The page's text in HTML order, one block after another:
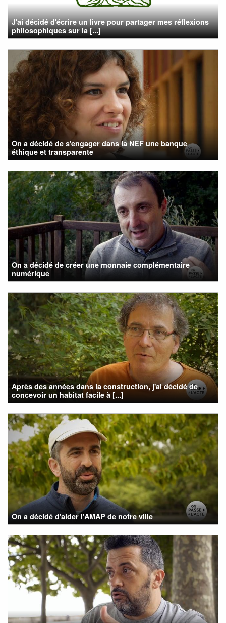
J'ai décidé d'écrire un livre pour partager mes réflexions
philosophiques sur la [...]
On a décidé de s'engager dans la NEF une banque
éthique et transparente
On a décidé de créer une monnaie complémentaire
numérique
Après des années dans la construction, j'ai décidé de
concevoir un habitat facile à [...]
On a décidé d'aider l'AMAP de notre ville